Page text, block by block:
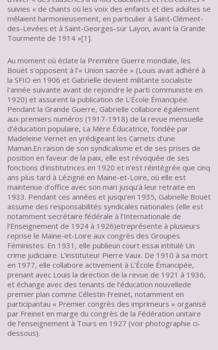
suivies « de chants où les voix des enfants et des adultes se
mêlaient harmonieusement, en particulier à Saint-Clément-
des-Levées et à Saint-Georges-sur Layon, avant la Grande
Tourmente de 1914 »[1].
Au moment où éclate la Première Guerre mondiale, les
Bouët s’opposent à l’« Union sacrée » (Louis avait adhéré à
la SFIO en 1906 et Gabrielle devient militante socialiste
l’année suivante avant de rejoindre le parti communiste en
1920) et assurent la publication de L’École Émancipée.
Pendant la Grande Guerre, Gabrielle collabore également
aux premiers numéros (1917-1918) de la revue mensuelle
d’éducation populaire, La Mère Éducatrice, fondée par
Madeleine Vernet en yrédigeant les Carnets d’une
Maman.En raison de son syndicalisme et de ses prises de
position en faveur de la paix, elle est révoquée de ses
fonctions d’institutrices en 1920 et n’est réintégrée que cinq
ans plus tard à Lézigné en Maine-et-Loire, où elle est
maintenue d’office avec son mari jusqu’à leur retraite en
1933. Pendant ces années et jusqu’en 1935, Gabrielle Bouët
assume des responsabilités syndicales nationales (elle est
notamment secrétaire fédérale à l’Internationale de
l’Enseignement de 1924 à 1926)etreprésente à plusieurs
reprise le Maine-et-Loire aux congrès des Groupes
Féministes. En 1931, elle publieun court essai intitulé Un
crime judiciaire. L’instituteur Pierre Vaux. De 1910 à sa mort
en 1977, elle collabore activement à L’École Émancipée,
prenant avec Louis la direction de la revue de 1921 à 1936,
et échange avec des tenants de l’éducation nouvellede
premier plan comme Célestin Freinet, notamment en
participantau « Premier congrès des imprimeurs » organisé
par Freinet en marge du congrès de la Fédération unitaire
de l’enseignement à Tours en 1927 (voir photographie ci-
dessous).